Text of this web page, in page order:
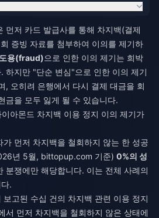
먼저 카드 발급사를 통해 차지백(결제
증빙 자료를 첨부하여 이의를 제기하
용(fraud)으로 인한 이의 제기는 희박
하지만 "단순 변심"으로 인한 이의 제기
, 오히려 은행에서 다시 결제 대금을 회
금을 모두 잃게 될 수 있습니다.
아몬드 차지백 이용 정지 이의 제기가
먼저 차지백을 철회하지 않는 한 성공
년 5월, bittopup.com 기준) 0%의 성
분쟁에만 해당합니다. 이는 전체 사례의
.
고된 수십 건의 차지백 관련 이용 정지
서 먼저 차지백을 철회하지 않은 상태에